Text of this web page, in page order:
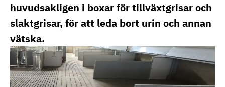
huvudsakligen i boxar för tillväxtgrisar och
slaktgrisar, för att leda bort urin och annan
vätska.